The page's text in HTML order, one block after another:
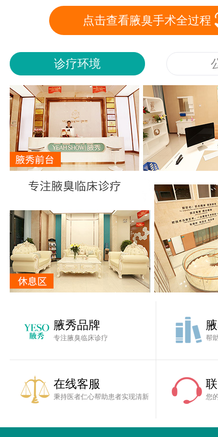
点击查看腋臭手术全过程
诊疗环境
腋秀品牌
专注腋臭临床诊疗 帮
在线客服
秉持医者仁心帮助患者实现清新 您